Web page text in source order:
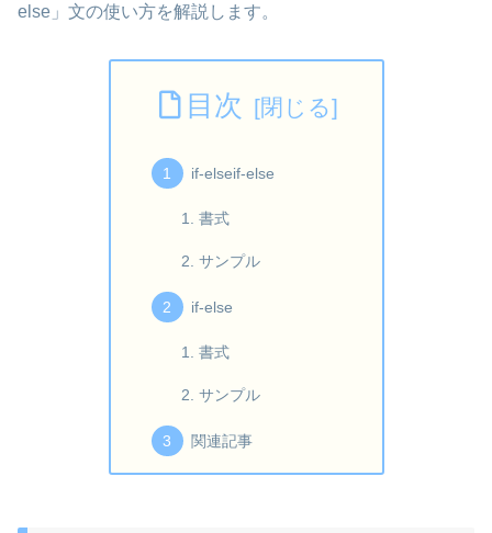
else」文の使い方を解説します。
目次
if-elseif-else
書式
サンプル
if-else
書式
サンプル
関連記事